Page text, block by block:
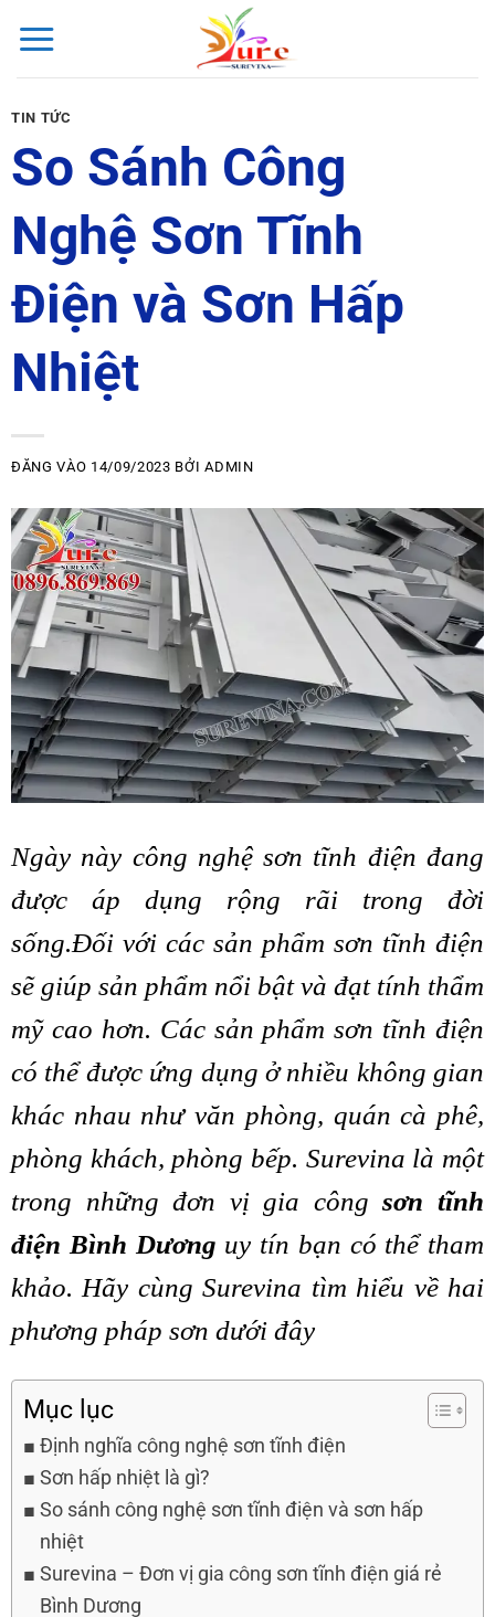
qua
nội
dung
TIN TỨC
So Sánh Công
Nghệ Sơn Tĩnh
Điện và Sơn Hấp
Nhiệt
ĐĂNG VÀO 14/09/2023 BỞIADMIN
Ngày này công nghệ sơn tĩnh điện đang
được áp dụng rộng rãi trong đời
sống.Đối với các sản phẩm sơn tĩnh điện
sẽ giúp sản phẩm nổi bật và đạt tính thẩm
mỹ cao hơn. Các sản phẩm sơn tĩnh điện
có thể được ứng dụng ở nhiều không gian
khác nhau như văn phòng, quán cà phê,
phòng khách, phòng bếp. Surevina là một
trong những đơn vị gia côngsơn tĩnh
điện Bình Dương uy tín bạn có thể tham
khảo. Hãy cùng Surevina tìm hiểu về hai
phương pháp sơn dưới đây
Mục lục
Định nghĩa công nghệ sơn tĩnh điện
Sơn hấp nhiệt là gì?
So sánh công nghệ sơn tĩnh điện và sơn hấp
nhiệt
Surevina – Đơn vị gia công sơn tĩnh điện giá rẻ
Bình Dương